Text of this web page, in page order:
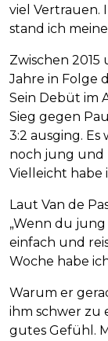
viel Vertrauen.
stand ich
Zwischen 2015
Jahre in Folge
Sein Debüt im
Sieg gegen
3:2 ausging.
noch jung und
Vielleicht habe
Laut Van de
„Wenn du
einfach und
Woche habe
Warum er
ihm schwer zu
gutes Gefühl.